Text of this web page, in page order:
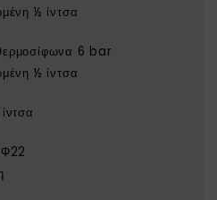
½ ίντσα
6 bar
½ ίντσα